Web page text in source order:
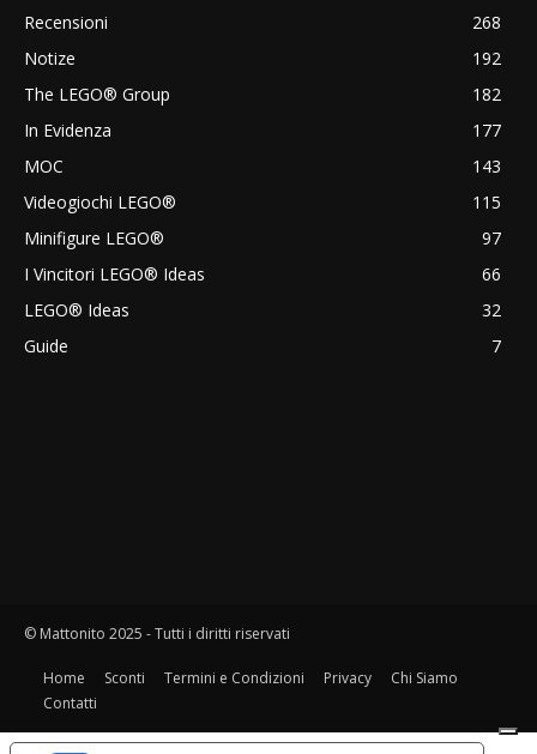
Recensioni
268
Notize
192
The LEGO® Group
182
In Evidenza
177
MOC
143
Videogiochi LEGO®
115
Minifigure LEGO®
97
I Vincitori LEGO® Ideas
66
LEGO® Ideas
32
Guide
7
© Mattonito 2025 - Tutti i diritti riservati
Home Sconti Termini e Condizioni Privacy
Chi Siamo
Contatti